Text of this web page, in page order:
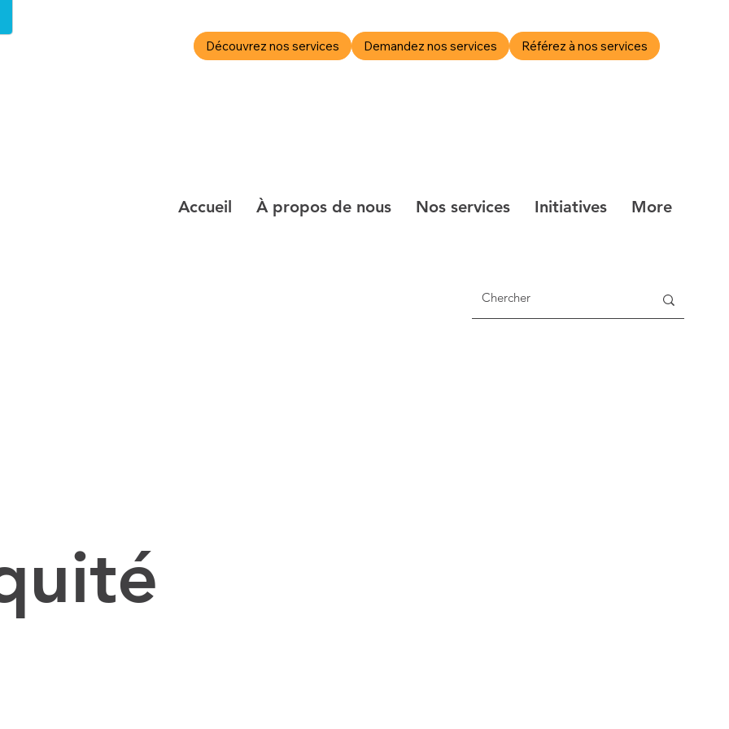
Découvrez nos services Demandez nos services Référez à nos services
Accueil À propos de nous Nos services Initiatives More